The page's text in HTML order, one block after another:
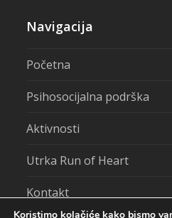
Navigacija
Početna
Psihosocijalna podrška
Aktivnosti
Utrka Run of Heart
Kontakt
Koristimo kolačiće kako bismo